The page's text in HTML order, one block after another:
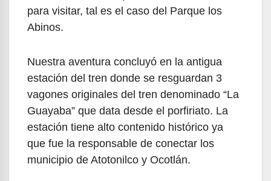
para visitar, tal es el caso del Parque los
Abinos.
Nuestra aventura concluyó en la antigua
estación del tren donde se resguardan 3
vagones originales del tren denominado “La
Guayaba” que data desde el porfiriato. La
estación tiene alto contenido histórico ya
que fue la responsable de conectar los
municipio de Atotonilco y Ocotlán.